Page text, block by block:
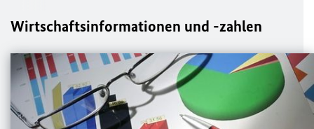
Wirtschaftsinformationen und -zahlen